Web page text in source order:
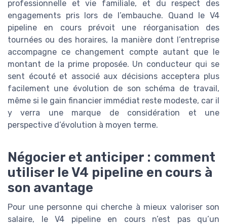
professionnelle et vie familiale, et du respect des
engagements pris lors de l’embauche. Quand le V4
pipeline en cours prévoit une réorganisation des
tournées ou des horaires, la manière dont l’entreprise
accompagne ce changement compte autant que le
montant de la prime proposée. Un conducteur qui se
sent écouté et associé aux décisions acceptera plus
facilement une évolution de son schéma de travail,
même si le gain financier immédiat reste modeste, car il
y verra une marque de considération et une
perspective d’évolution à moyen terme.
Négocier et anticiper : comment
utiliser le V4 pipeline en cours à
son avantage
Pour une personne qui cherche à mieux valoriser son
salaire, le V4 pipeline en cours n’est pas qu’un